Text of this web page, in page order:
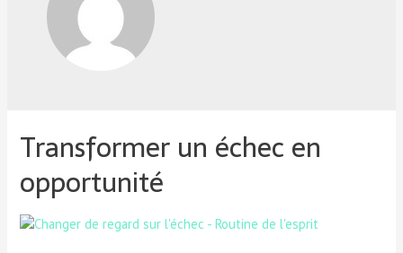
Transformer un échec en
opportunité